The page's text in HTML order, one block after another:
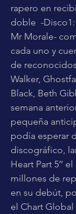
rapero en
doble  -
Mr Morale-
cada uno y
de
Walker,
Black, Beth
semana
pequeña
podía esperar
discográfico,
Heart Part 5’’
millones de
en su debút,
el Chart